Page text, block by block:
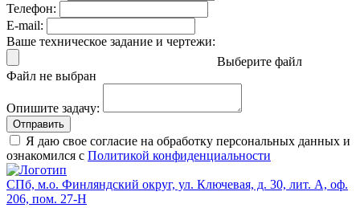
Телефон:
E-mail:
Ваше техническое задание и чертежи:
Выберите файл
Файл не выбран
Опишите задачу:
Отправить
Я даю свое согласие на обработку персональных данных и
ознакомился с Политикой конфиденциальности
СПб, м.о. Финляндский округ, ул. Ключевая, д. 30, лит. А, оф.
206, пом. 27-Н